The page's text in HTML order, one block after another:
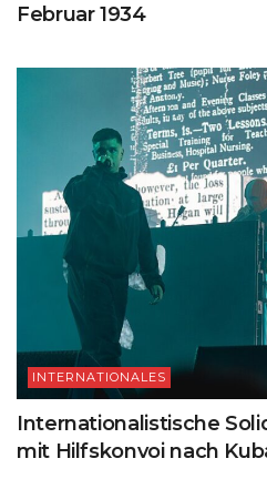
Februar 1934
INTERNATIONALES
Internationalistische
mit Hilfskonvoi nach